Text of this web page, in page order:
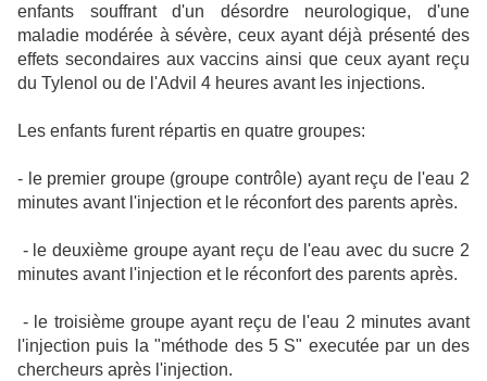
enfants souffrant d'un désordre neurologique, d'une
maladie modérée à sévère, ceux ayant déjà présenté des
effets secondaires aux vaccins ainsi que ceux ayant reçu
du Tylenol ou de l'Advil 4 heures avant les injections.
Les enfants furent répartis en quatre groupes:
- le premier groupe (groupe contrôle) ayant reçu de l'eau 2
minutes avant l'injection et le réconfort des parents après.
- le deuxième groupe ayant reçu de l'eau avec du sucre 2
minutes avant l'injection et le réconfort des parents après.
- le troisième groupe ayant reçu de l'eau 2 minutes avant
l'injection puis la "méthode des 5 S" executée par un des
chercheurs après l'injection.